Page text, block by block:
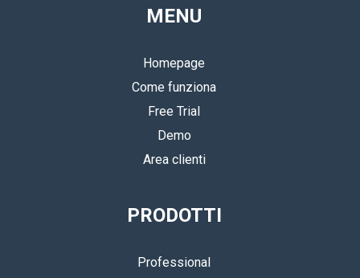
MENU
Homepage
Come funziona
Free Trial
Demo
Area clienti
PRODOTTI
Professional